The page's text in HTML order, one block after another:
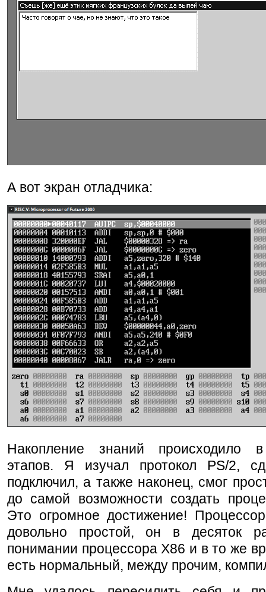
А вот экран отладчика:
Накопление знаний происходило
этапов. Я изучал протокол PS/2,
подключил, а также наконец, смог
до самой возможности создать
Это огромное достижение!
довольно простой, он в десяток
понимании процессора X86 и в то же
есть нормальный, между прочим,